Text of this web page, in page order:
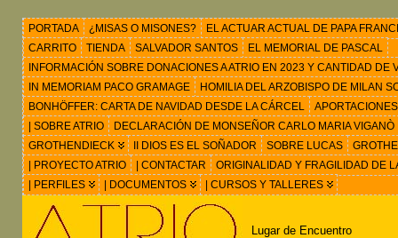
PORTADA ¿MISAS O MISONES?
EL ACTUAR ACTUAL DE PAPA
CARRITO
TIENDA SALVADOR SANTOS
EL MEMORIAL DE PASCAL
INFORMACIÓN SOBRE DONACIONES A ATRIO EN 2023 Y CANTIDAD
IN MEMORIAM PACO GRAMAGE
HOMILIA DEL ARZOBISPO DE MILAN
BONHÖFFER: CARTA DE NAVIDAD DESDE LA CÁRCEL
| SOBRE ATRIO
DECLARACIÓN DE MONSEÑOR CARLO MARIA VIGANÒ
GROTHENDIECK
II DIOS ES EL SOÑADOR SOBRE LUCAS
| PROYECTO ATRIO
| CONTACTAR
ORIGINALIDAD Y FRAGILIDAD DE
| PERFILES
| DOCUMENTOS | CURSOS Y TALLERES
Lugar de Encuentro